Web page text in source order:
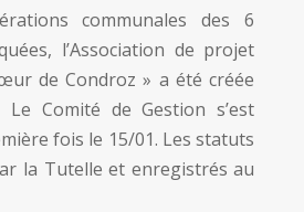
communales des 6
l’Association de projet
de Condroz » a été créée
Comité de Gestion s’est
fois le 15/01. Les statuts
la Tutelle et enregistrés au